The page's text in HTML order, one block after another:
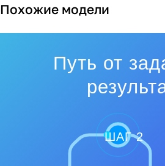
Похожие модели
Путь от
ШАГ 2